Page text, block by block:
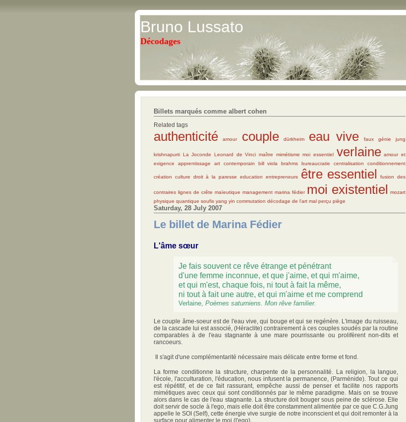
Bruno Lussato
Décodages
Billets marqués comme albert cohen
Related tags
authenticité amour couple dürkheim eau vive faux génie jung
krishnapurti La Joconde Leonard de Vinci maître mimétisme moi essentiel verlaine amour et
exigence
apprentissage art contemporain bill viola brahms bureaucratie centralisation conditionnement
création culture droit à la paresse education entrepreneurs être essentiel fusion des
contraires lignes de crête maïeutique management marina fédier moi existentiel mozart
physique quantique soufis yang yin commutation décodage de l'art mal perçu piège
Saturday, 28 July 2007
Le billet de Marina Fédier
L'âme sœur
Je fais souvent ce rêve étrange et pénétrant
d'une femme inconnue, et que j'aime, et qui m'aime,
et qui m'est, chaque fois, ni tout à fait la même,
ni tout à fait une autre, et qui m'aime et me comprend
Verlaine, Poèmes saturniens. Mon rêve familier.
Le couple âme-soeur est de l'eau vive, qui bouge et qui se regénère. L'image du ruisseau,
de la cascade lui est associé, (Héraclite) contrairement à ces couples soudés par la routine
comparables à de l'eau stagnante à une mare pourrissante ou prolifèrent non-dits et
rancoeurs.
Il s'agit d'une complémentarité nécessaire mais délicate entre forme et fond.
La forme conditionne la structure, charpente de la personnalité. La religion, la langue,
l'école, l'acculturation, l'éducation, nous infusent la permanence, (Parménide). Tout ce qui
est répétitif, et de ce fait rassurant, empêche aussi de penser et facilite nos rapports
mimétiques avec ceux qui sont conditionnés par le même paradigme. Mais on se trouve
alors dans le cas de l'eau stagnante. La structure doit bouger sous peine de sclérose. Elle
doit servir de socle à l'ego, mais elle doit être constamment alimentée par ce que C.G.Jung
appelle le SOI (Self), cette énergie vive surgie de notre inconscient et qui doit remonter à la
surface pour alimenter le moi (l'ego).